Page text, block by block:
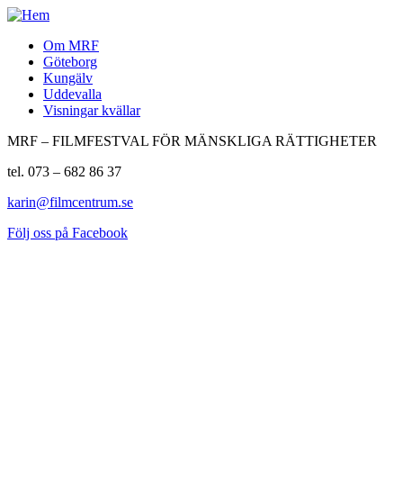
Om MRF
Göteborg
Kungälv
Uddevalla
Visningar kvällar
MRF – FILMFESTVAL FÖR MÄNSKLIGA RÄTTIGHETER
tel. 073 – 682 86 37
karin@filmcentrum.se
Följ oss på Facebook